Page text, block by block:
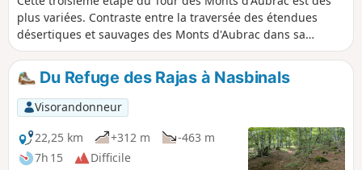
plus variées. Contraste entre la traversée des étendues
désertiques et sauvages des Monts d'Aubrac dans sa
première moitié, avec la fraîcheur de la Forêt Domaniale
d'Aubrac et de la Réserve des Tourbières ensuite. Depuis le
Buron des Rajas, isolé à 1300 m d'altitude, l'étape se
termine dans le petit bourg de Saint-Chély-d'Aubrac, au
fond de la vallée de la Boralde de Saint-Chély, 500 m plus
bas.
Du Refuge des Rajas à Nasbinals
Visorandonneur
22,25 km
+312 m
-463 m
7h 15
Difficile